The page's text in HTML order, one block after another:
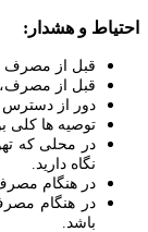
احتیاط و هشدار:
قبل از مصرف
قبل از مصرف،
دور از دسترس
توصیه ها کلی
در محلی که
نگاه دارید.
در هنگام
در هنگام
باشد.